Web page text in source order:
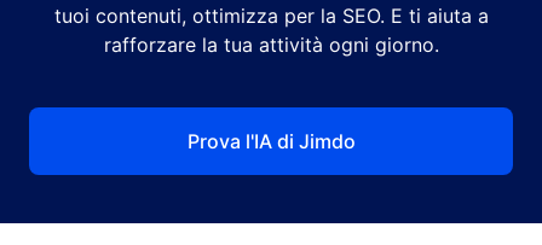
tuoi contenuti, ottimizza per la SEO. E ti aiuta a
rafforzare la tua attività ogni giorno.
Prova l'IA di Jimdo